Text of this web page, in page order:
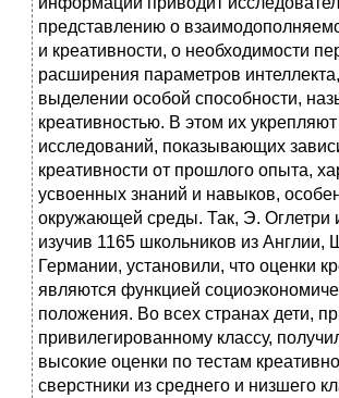
представлению о
и креативности, о необходимости
расширения параметров
выделении особой способности,
креативностью. В этом их укрепляют
исследований, показывающих
креативности от прошлого опыта,
усвоенных знаний и навыков,
окружающей среды. Так, Э. Оглетри
изучив 1165 школьников из Англии,
Германии, установили, что оценки
являются функцией
положения. Во всех странах дети,
привилегированному классу,
высокие оценки по тестам
сверстники из среднего и низшего